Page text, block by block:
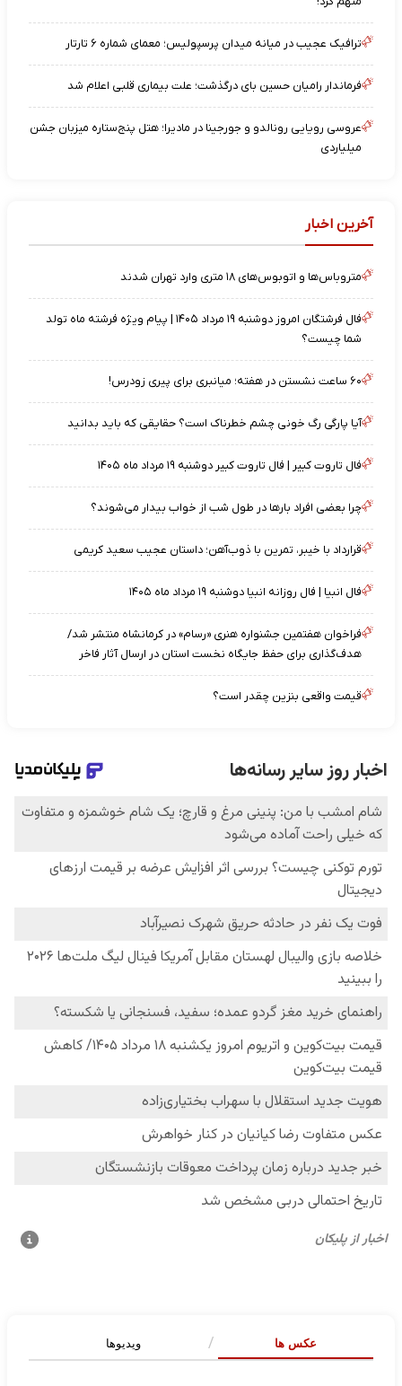
ترافیک عجیب در میانه میدان پرسپولیس؛ معمای شماره ۶ تارتار
فرماندار رامیان حسین بای درگذشت؛ علت بیماری قلبی اعلام شد
عروسی رویایی رونالدو و جورجینا در مادیرا؛ هتل پنج‌ستاره میزبان جشن
میلیاردی
آخرین اخبار
متروباس‌ها و اتوبوس‌های ۱۸ متری وارد تهران شدند
فال فرشتگان امروز دوشنبه ۱۹ مرداد ۱۴۰۵ | پیام ویژه فرشته ماه تولد
شما چیست؟
۶۰ ساعت نشستن در هفته؛ میانبری برای پیری زودرس!
آیا پارگی رگ خونی چشم خطرناک است؟ حقایقی که باید بدانید
فال تاروت کبیر | فال تاروت کبیر دوشنبه ۱۹ مرداد ماه ۱۴۰۵
چرا بعضی افراد بارها در طول شب از خواب بیدار می‌شوند؟
قرارداد با خیبر، تمرین با ذوب‌آهن؛ داستان عجیب سعید کریمی
فال انبیا | فال روزانه انبیا دوشنبه ۱۹ مرداد ماه ۱۴۰۵
فراخوان هفتمین جشنواره هنری «رسام» در کرمانشاه منتشر شد/
هدف‌گذاری برای حفظ جایگاه نخست استان در ارسال آثار فاخر
قیمت واقعی بنزین چقدر است؟
عکس ها ویدیوها